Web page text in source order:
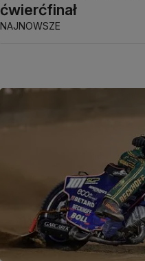
ćwierćfinał
NAJNOWSZE